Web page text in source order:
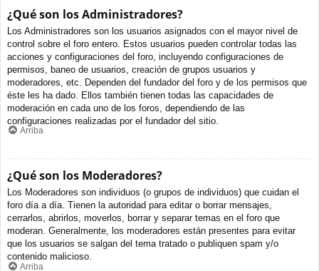
¿Qué son los Administradores?
Los Administradores son los usuarios asignados con el mayor nivel de
control sobre el foro entero. Estos usuarios pueden controlar todas las
acciones y configuraciones del foro, incluyendo configuraciones de
permisos, baneo de usuarios, creación de grupos usuarios y
moderadores, etc. Dependen del fundador del foro y de los permisos que
éste les ha dado. Ellos también tienen todas las capacidades de
moderación en cada uno de los foros, dependiendo de las
configuraciones realizadas por el fundador del sitio.
Arriba
¿Qué son los Moderadores?
Los Moderadores son individuos (o grupos de individuos) que cuidan el
foro día a día. Tienen la autoridad para editar o borrar mensajes,
cerrarlos, abrirlos, moverlos, borrar y separar temas en el foro que
moderan. Generalmente, los moderadores están presentes para evitar
que los usuarios se salgan del tema tratado o publiquen spam y/o
contenido malicioso.
Arriba